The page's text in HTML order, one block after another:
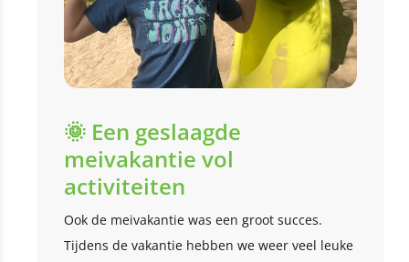
🌞 Een geslaagde
meivakantie vol
activiteiten
Ook de meivakantie was een groot succes.
Tijdens de vakantie hebben we weer veel leuke